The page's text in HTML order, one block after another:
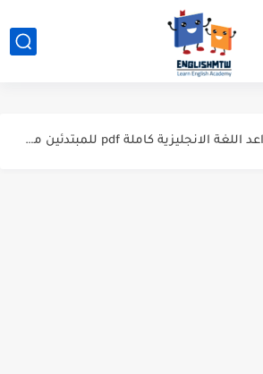
الفرق بين have و has بشرح مبسط مع أمثلة عملية
قواعد اللغة الانجليزية كاملة pdf للمبتدئين مجاناً